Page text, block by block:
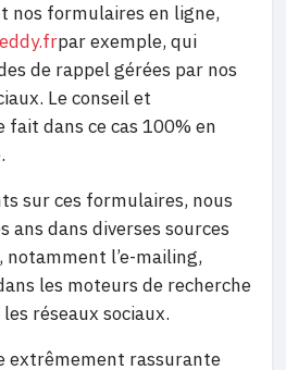
nos formulaires en ligne,
par exemple, qui
de rappel gérées par nos
Le conseil et
fait dans ce cas 100% en
sur ces formulaires, nous
ans dans diverses sources
notamment l’e-mailing,
les moteurs de recherche
réseaux sociaux.
extrêmement rassurante